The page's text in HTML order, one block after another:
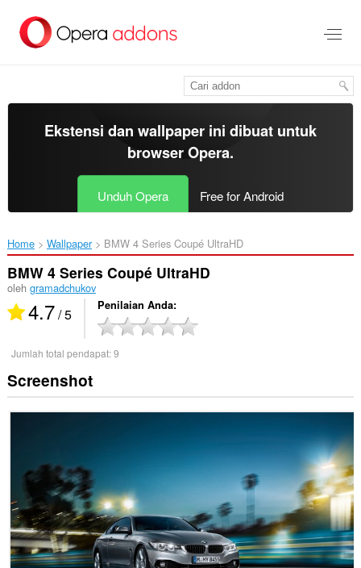
konten
Ekstensi dan wallpaper ini dibuat untuk
browser Opera.
Unduh Opera Free for Android
Home Wallpaper BMW 4 Series Coupé UltraHD‎
BMW 4 Series Coupé UltraHD
oleh gramadchukov
4.7/ 5 Penilaian Anda
Jumlah total pendapat:9
Screenshot